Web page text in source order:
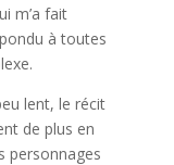
m’a fait
à toutes
lent, le récit
de plus en
personnages